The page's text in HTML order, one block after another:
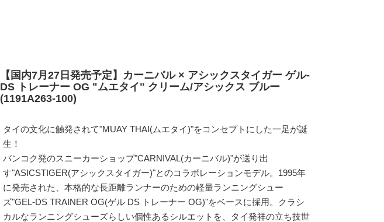
【国内7月27日発売予定】カーニバル × アシックスタイガー ゲル-
DS トレーナー OG "ムエタイ" クリーム/アシックス ブルー
(1191A263-100)
タイの文化に触発されて"MUAY THAI(ムエタイ)"をコンセプトにした一足が誕
生！
バンコク発のスニーカーショップ"CARNIVAL(カーニバル)"が送り出
す"ASICSTIGER(アシックスタイガー)"とのコラボレーションモデル。1995年
に発売された、本格的な長距離ランナーのための軽量ランニングシュー
ズ"GEL-DS TRAINER OG(ゲル DS トレーナー OG)"をベースに採用。クラシ
カルなランニングシューズらしい個性あるシルエットを、タイ発祥の立ち技世